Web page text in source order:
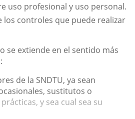
uso profesional y uso personal.
los controles que puede realizar
se extiende en el sentido más
de la SNDTU, ya sean
sustitutos o
y sea cual sea su